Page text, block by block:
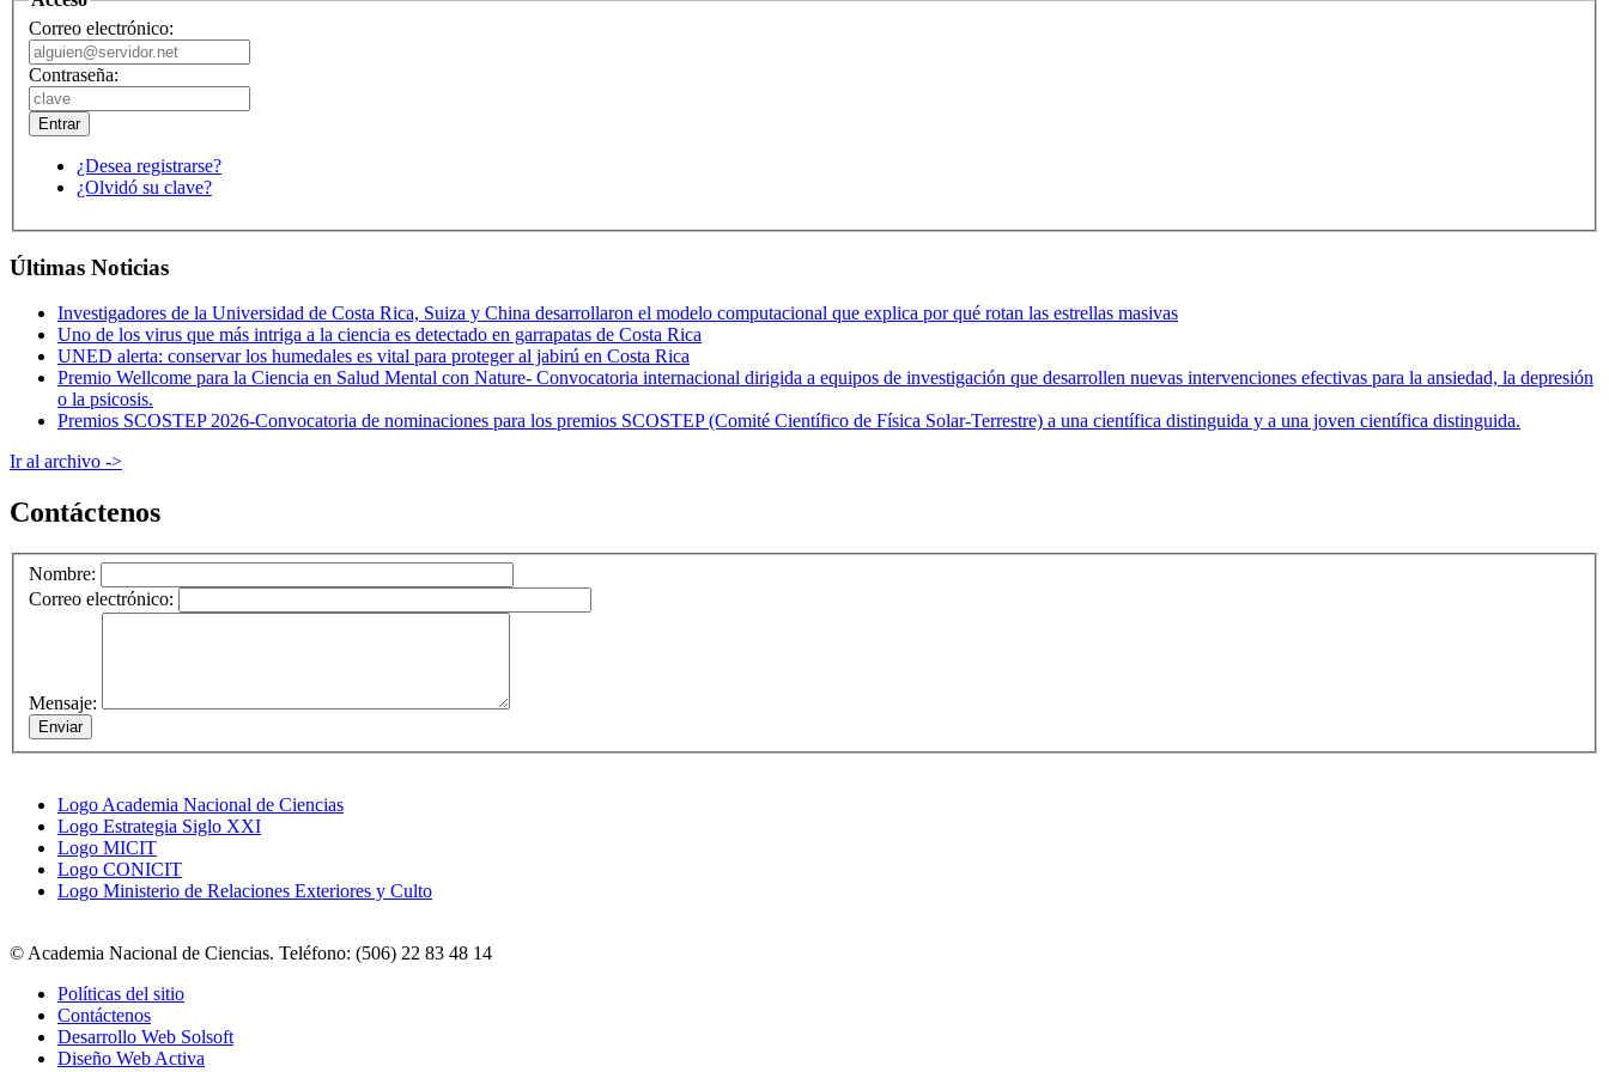
Correo electrónico:
Contraseña:
¿Desea registrarse?
¿Olvidó su clave?
Últimas Noticias
Investigadores de la Universidad de Costa Rica, Suiza y China desarrollaron el modelo computacional que explica por qué rotan las estrellas masivas
Uno de los virus que más intriga a la ciencia es detectado en garrapatas de Costa Rica
UNED alerta: conservar los humedales es vital para proteger al jabirú en Costa Rica
Premio Wellcome para la Ciencia en Salud Mental con Nature- Convocatoria internacional dirigida a equipos de investigación que desarrollen nuevas intervenciones efectivas para la ansiedad, la depresión
o la psicosis.
Premios SCOSTEP 2026-Convocatoria de nominaciones para los premios SCOSTEP (Comité Científico de Física Solar-Terrestre) a una científica distinguida y a una joven científica distinguida.
Ir al archivo ->
Contáctenos
Nombre:
Correo electrónico:
Mensaje:
Logo Academia Nacional de Ciencias
Logo Estrategia Siglo XXI
Logo MICIT
Logo CONICIT
Logo Ministerio de Relaciones Exteriores y Culto
© Academia Nacional de Ciencias. Teléfono: (506) 22 83 48 14
Políticas del sitio
Contáctenos
Desarrollo Web Solsoft
Diseño Web Activa